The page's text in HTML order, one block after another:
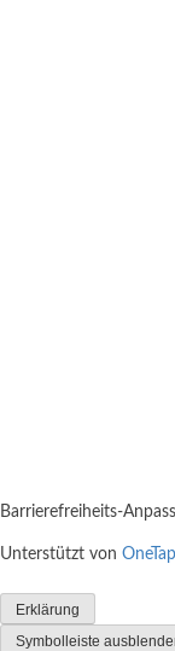
Barrierefreiheits-
Unterstützt von OneTap
Erklärung
Symbolleiste